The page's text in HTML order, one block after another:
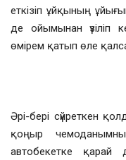
еткізіп ұйқының
де ойымынан үзіліп
өмірем қатып өле
Әрі-бері сүйреткен
қоңыр
автобекетке қарай